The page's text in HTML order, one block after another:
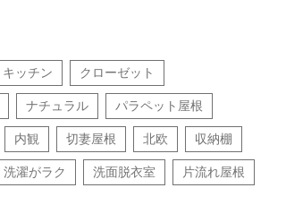
キッチン クローゼット
ナチュラル パラペット屋根
内観 切妻屋根 北欧 収納棚
洗濯がラク 洗面脱衣室 片流れ屋根